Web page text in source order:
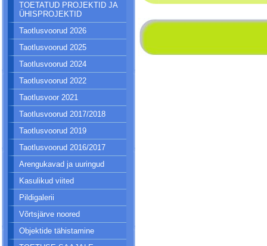
TOETATUD PROJEKTID JA
ÜHISPROJEKTID
Taotlusvoorud 2026
Taotlusvoorud 2025
Taotlusvoorud 2024
Taotlusvoorud 2022
Taotlusvoor 2021
Taotlusvoorud 2017/2018
Taotlusvoorud 2019
Taotlusvoorud 2016/2017
Arengukavad ja uuringud
Kasulikud viited
Pildigalerii
Võrtsjärve noored
Objektide tähistamine